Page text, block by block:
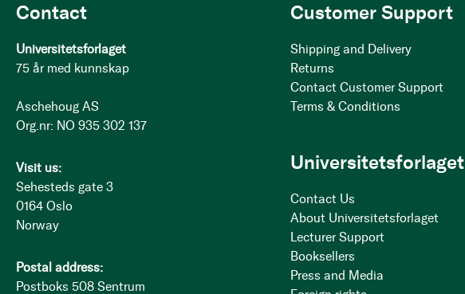
Contact
Universitetsforlaget
75 år med kunnskap
Aschehoug AS
Org.nr: NO 935 302 137
Visit us:
Sehesteds gate 3
0164 Oslo
Norway
Postal address:
Postboks 508 Sentrum
Customer Support
Shipping and Delivery
Returns
Contact Customer Support
Terms & Conditions
Universitetsforlaget
Contact Us
About Universitetsforlaget
Lecturer Support
Booksellers
Press and Media